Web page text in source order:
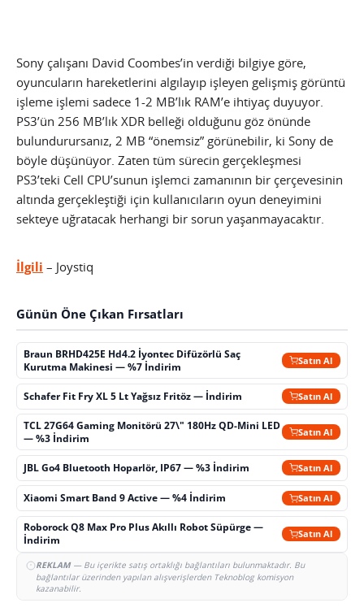
Sony çalışanı David Coombes’in verdiği bilgiye göre,
oyuncuların hareketlerini algılayıp işleyen gelişmiş görüntü
işleme işlemi sadece 1-2 MB’lık RAM’e ihtiyaç duyuyor.
PS3’ün 256 MB’lık XDR belleği olduğunu göz önünde
bulundurursanız, 2 MB “önemsiz” görünebilir, ki Sony de
böyle düşünüyor. Zaten tüm sürecin gerçekleşmesi
PS3’teki Cell CPU’sunun işlemci zamanının bir çerçevesinin
altında gerçekleştiği için kullanıcıların oyun deneyimini
sekteye uğratacak herhangi bir sorun yaşanmayacaktır.
İlgili – Joystiq
Günün Öne Çıkan Fırsatları
Braun BRHD425E Hd4.2 İyontec Difüzörlü Saç
Kurutma Makinesi — %7 İndirim
Satın Al
Schafer Fit Fry XL 5 Lt Yağsız Fritöz — İndirim Satın Al
TCL 27G64 Gaming Monitörü 27\" 180Hz QD-Mini LED
— %3 İndirim
Satın Al
JBL Go4 Bluetooth Hoparlör, IP67 — %3 İndirim Satın Al
Xiaomi Smart Band 9 Active — %4 İndirim Satın Al
Roborock Q8 Max Pro Plus Akıllı Robot Süpürge —
İndirim
Satın Al
REKLAM— Bu içerikte satış ortaklığı bağlantıları bulunmaktadır. Bu
bağlantılar üzerinden yapılan alışverişlerden Teknoblog komisyon
kazanabilir.